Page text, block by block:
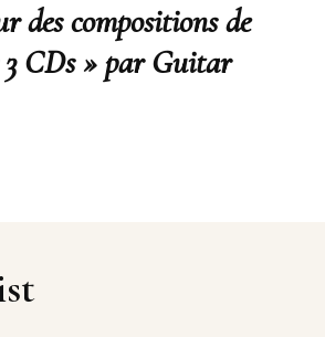
des compositions de
CDs » par Guitar